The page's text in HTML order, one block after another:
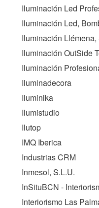
Iluminación Led
Iluminación Led,
Iluminación Llémena,
Iluminación OutSide
Iluminación
Iluminadecora
Iluminika
Ilumistudio
Ilutop
IMQ Iberica
Industrias CRM
Inmesol, S.L.U.
InSituBCN -
Interiorismo Las